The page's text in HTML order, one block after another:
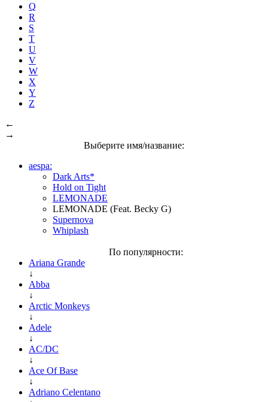
Q
R
S
T
U
V
W
X
Y
Z
←
→
Выберите имя/название:
aespa:
Dark Arts*
Hold on Tight
LEMONADE
LEMONADE (Feat. Becky G)
Supernova
Whiplash
По популярности:
Ariana Grande
↓
Abba
↓
Arctic Monkeys
↓
Adele
↓
AC/DC
↓
Ace Of Base
↓
Adriano Celentano